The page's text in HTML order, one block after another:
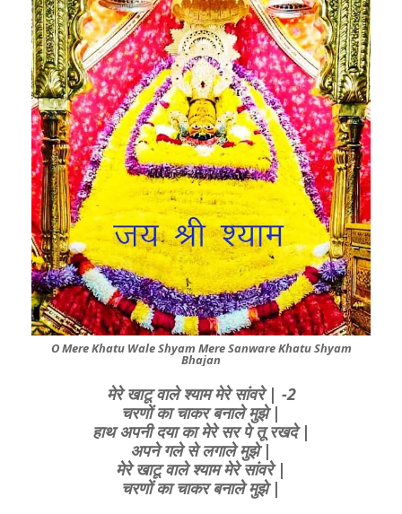
O Mere Khatu Wale Shyam Mere Sanware Khatu Shyam
Bhajan
मेरे खाटू वाले श्याम मेरे सांवरे | -2
चरणों का चाकर बनाले मुझे |
हाथ अपनी दया का मेरे सर पे तू रखदे |
अपने गले से लगाले मुझे |
मेरे खाटू वाले श्याम मेरे सांवरे |
चरणों का चाकर बनाले मुझे |